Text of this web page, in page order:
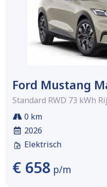
Ford Mustang
Standard RWD 73 kWh
0 km
2026
Elektrisch
€ 658 p/m